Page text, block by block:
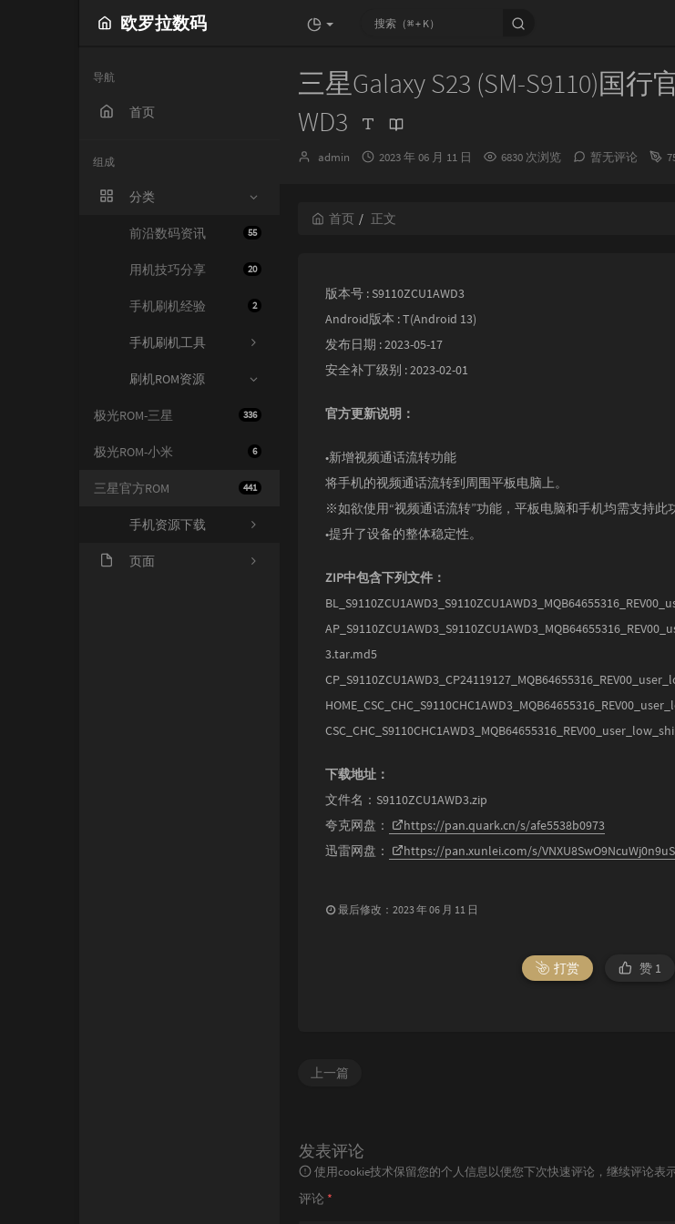
欧罗拉数码
导航
首页
组成
分类
55
前沿数码资讯
20
用机技巧分享
2
手机刷机经验
手机刷机工具
刷机ROM资源
336
极光ROM-三星
6
极光ROM-小米
441
三星官方ROM
手机资源下载
页面
三星Galaxy S23 (SM-S9110)国行
WD3
博
admin
发
2023 年 06 月 11 日 6830 次浏览 暂无评论
首页 正文
版本号 : S9110ZCU1AWD3
Android版本 : T(Android 13)
发布日期 : 2023-05-17
安全补丁级别 : 2023-02-01
官方更新说明：
•新增视频通话流转功能
将手机的视频通话流转到周围平板电脑上。
※如欲使用“视频通话流转”功能，平板电脑和手机均需支持此
•提升了设备的整体稳定性。
ZIP中包含下列文件：
3.tar.md5
下载地址：
文件名：S9110ZCU1AWD3.zip
夸克网盘：
https://pan.quark.cn/s/afe5538b0973
迅雷网盘：
https://pan.xunlei.com/s/
最后修改：2023 年 06 月 11 日
打赏 赞 1
上一篇
发表评论
使用cookie技术保留您的个人信息以便您下次快速评论，继续评论表
评论 *